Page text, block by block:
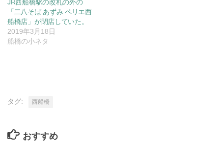
JR西船橋駅の改札の外の
「二八そば あずみ ペリエ西
船橋店」が閉店していた。
2019年3月18日
船橋の小ネタ
タグ: 西船橋
おすすめ